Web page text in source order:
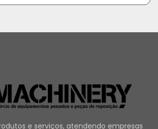
e serviços, atendendo empresas